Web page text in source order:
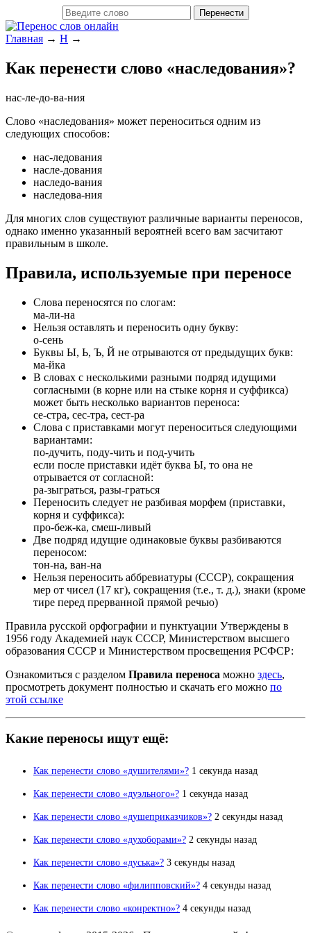
Главная → Н →
Как перенести слово «наследования»?
нас-ле-до-ва-ния
Слово «наследования» может переноситься одним из
следующих способов:
нас-ледования
насле-дования
наследо-вания
наследова-ния
Для многих слов существуют различные варианты переносов,
однако именно указанный вероятней всего вам засчитают
правильным в школе.
Правила, используемые при переносе
Слова переносятся по слогам:
ма-ли-на
Нельзя оставлять и переносить одну букву:
о-сень
Буквы Ы, Ь, Ъ, Й не отрываются от предыдущих букв:
ма-йка
В словах с несколькими разными подряд идущими
согласными (в корне или на стыке корня и суффикса)
может быть несколько вариантов переноса:
се-стра, сес-тра, сест-ра
Слова с приставками могут переноситься следующими
вариантами:
по-дучить, поду-чить и под-учить
если после приставки идёт буква Ы, то она не
отрывается от согласной:
ра-зыграться, разы-граться
Переносить следует не разбивая морфем (приставки,
корня и суффикса):
про-беж-ка, смеш-ливый
Две подряд идущие одинаковые буквы разбиваются
переносом:
тон-на, ван-на
Нельзя переносить аббревиатуры (СССР), сокращения
мер от чисел (17 кг), сокращения (т.е., т. д.), знаки (кроме
тире перед прерванной прямой речью)
Правила русской орфографии и пунктуации Утверждены в
1956 году Академией наук СССР, Министерством высшего
образования СССР и Министерством просвещения РСФСР:
Ознакомиться с разделом Правила переноса можно здесь,
просмотреть документ полностью и скачать его можно по
этой ссылке
Какие переносы ищут ещё:
Как перенести слово «душителями»? 1 секунда назад
Как перенести слово «дуэльного»? 1 секунда назад
Как перенести слово «душеприказчиков»? 2 секунды назад
Как перенести слово «духоборами»? 2 секунды назад
Как перенести слово «дуська»? 3 секунды назад
Как перенести слово «филипповский»? 4 секунды назад
Как перенести слово «конректно»? 4 секунды назад